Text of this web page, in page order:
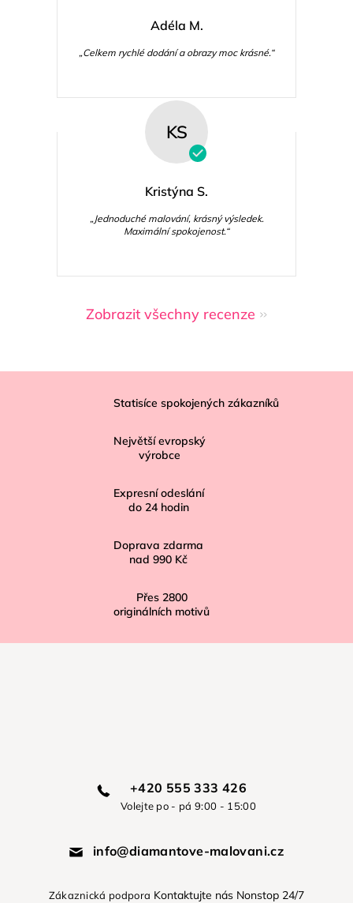
Adéla M.
„Celkem rychlé dodání a obrazy moc krásné.“
KS
Kristýna S.
„Jednoduché malování, krásný výsledek.
Maximální spokojenost.“
Zobrazit všechny recenze
Statisíce spokojených zákazníků
Největší evropský
výrobce
Expresní odeslání
do 24 hodin
Doprava zdarma
nad 990 Kč
Přes 2800
originálních motivů
+420 555 333 426
Volejte po - pá 9:00 - 15:00
info@diamantove-malovani.cz
Zákaznická podpora Kontaktujte nás Nonstop 24/7